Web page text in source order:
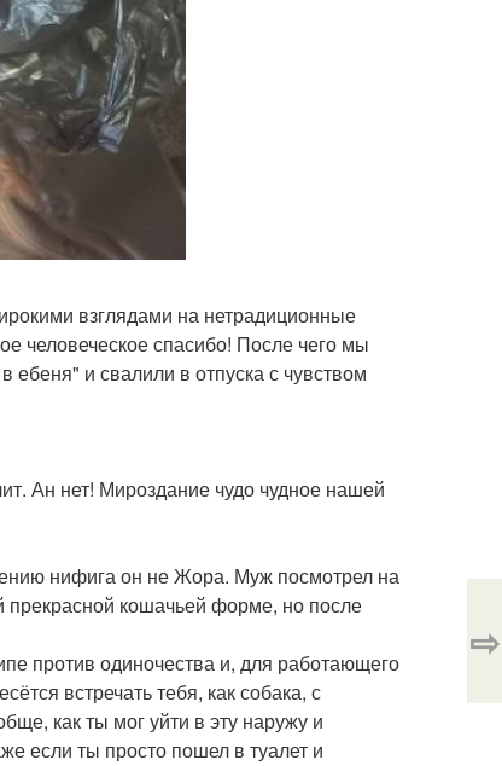
взглядами на нетрадиционные
человеческое спасибо! После чего мы
ебеня" и свалили в отпуска с чувством
Ан нет! Мироздание чудо чудное нашей
нифига он не Жора. Муж посмотрел на
кошачьей форме, но после
против одиночества и, для работающего
встречать тебя, как собака, с
как ты мог уйти в эту наружу и
если ты просто пошел в туалет и
⇨